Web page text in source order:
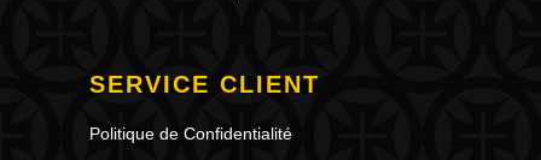
SERVICE CLIENT
Politique de Confidentialité